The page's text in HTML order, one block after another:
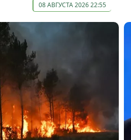
08 АВГУСТА 2026 22:55